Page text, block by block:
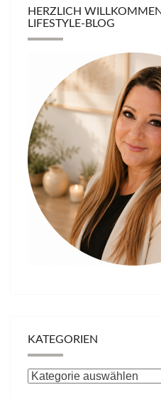
HERZLICH
LIFESTYLE-BLOG
KATEGORIEN
Kategorien